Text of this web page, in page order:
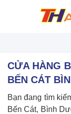
CỬA HÀNG
BẾN CÁT
Bạn đang tìm
Bến Cát, Bình